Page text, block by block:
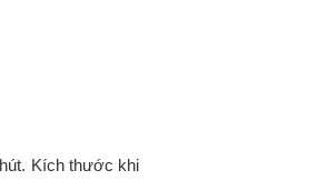
Kích thước khi